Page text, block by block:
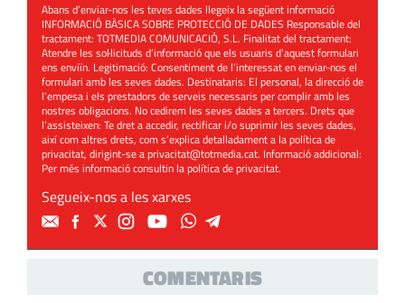
Abans d’enviar-nos les teves dades llegeix la següent informació
INFORMACIÓ BÀSICA SOBRE PROTECCIÓ DE DADES Responsable del
tractament: TOTMEDIA COMUNICACIÓ, S.L. Finalitat del tractament:
Atendre les sol·licituds d’informació que els usuaris d’aquest formulari
ens enviïn. Legitimació: Consentiment de l’interessat en enviar-nos el
formulari amb les seves dades. Destinataris: El personal, la direcció de
l’empesa i els prestadors de serveis necessaris per complir amb les
nostres obligacions. No cedirem les seves dades a tercers. Drets que
l’assisteixen: Te dret a accedir, rectificar i/o suprimir les seves dades,
així com altres drets, com s’explica detalladament a la política de
privacitat, dirigint-se aprivacitat@totmedia.cat. Informació addicional:
Per més informació consultin lapolítica de privacitat.
Segueix-nos a les xarxes
COMENTARIS